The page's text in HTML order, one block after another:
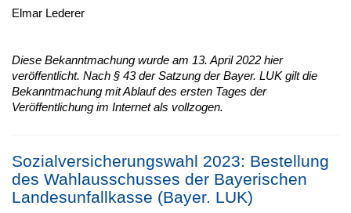
Elmar Lederer
Diese Bekanntmachung wurde am 13. April 2022 hier
veröffentlicht. Nach § 43 der Satzung der Bayer. LUK gilt die
Bekanntmachung mit Ablauf des ersten Tages der
Veröffentlichung im Internet als vollzogen.
Sozialversicherungswahl 2023: Bestellung
des Wahlausschusses der Bayerischen
Landesunfallkasse (Bayer. LUK)